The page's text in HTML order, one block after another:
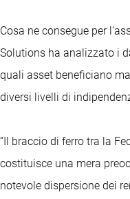
Cosa ne consegue per
Solutions ha analizzato i
quali asset beneficiano
diversi livelli di
“Il braccio di ferro tra la
costituisce una mera
notevole dispersione dei